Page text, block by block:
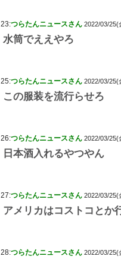
23:つらたんニュースさん 2022/03/25(
水筒でええやろ
25:つらたんニュースさん 2022/03/25(
この服装を流行らせろ
26:つらたんニュースさん 2022/03/25(
日本酒入れるやつやん
27:つらたんニュースさん 2022/03/25(
アメリカはコストコとか
28:つらたんニュースさん 2022/03/25(